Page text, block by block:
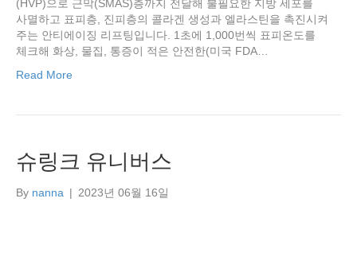
(HVP)으로 근막(SMAS)층까지 전달해 불필요한 지방 세포를
사멸하고 표피층, 진피층의 콜라겐 생성과 엘라스틴을 촉진시켜
주는 안티에이징 리프팅입니다. 1초에 1,000번씩 표피온도를
체크해 화상, 물집, 통증이 적은 안전한(미국 FDA…
Read More
슈링크 유니버스
By nanna | 2023년 06월 16일